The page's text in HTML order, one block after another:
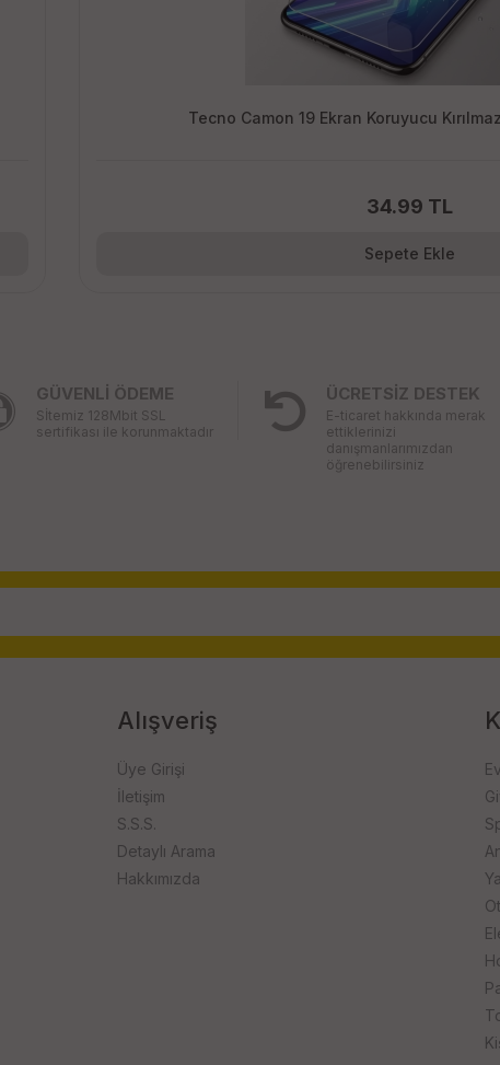
Tecno Camon 19 Ekran Koruyucu
34.99 TL
Sepete Ekle
GÜVENLİ ÖDEME
Sİtemiz 128Mbit SSL
sertifikası ile korunmaktadır
ÜCRETSİZ DESTEK
E-ticaret hakkında merak
ettiklerinizi
danışmanlarımızdan
öğrenebilirsiniz
Alışveriş
Üye Girişi
İletişim
S.S.S.
Detaylı Arama
Hakkımızda